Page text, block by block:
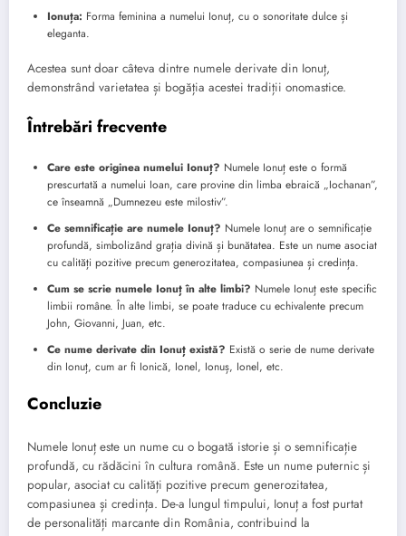
Ionuța: Forma feminina a numelui Ionuț, cu o sonoritate dulce și
eleganta.
Acestea sunt doar câteva dintre numele derivate din Ionuț,
demonstrând varietatea și bogăția acestei tradiții onomastice.
Întrebări frecvente
Care este originea numelui Ionuț? Numele Ionuț este o formă
prescurtată a numelui Ioan, care provine din limba ebraică „Iochanan”,
ce înseamnă „Dumnezeu este milostiv”.
Ce semnificație are numele Ionuț? Numele Ionuț are o semnificație
profundă, simbolizând grația divină și bunătatea. Este un nume asociat
cu calități pozitive precum generozitatea, compasiunea și credința.
Cum se scrie numele Ionuț în alte limbi? Numele Ionuț este specific
limbii române. În alte limbi, se poate traduce cu echivalente precum
John, Giovanni, Juan, etc.
Ce nume derivate din Ionuț există? Există o serie de nume derivate
din Ionuț, cum ar fi Ionică, Ionel, Ionuș, Ionel, etc.
Concluzie
Numele Ionuț este un nume cu o bogată istorie și o semnificație
profundă, cu rădăcini în cultura română. Este un nume puternic și
popular, asociat cu calități pozitive precum generozitatea,
compasiunea și credința. De-a lungul timpului, Ionuț a fost purtat
de personalități marcante din România, contribuind la